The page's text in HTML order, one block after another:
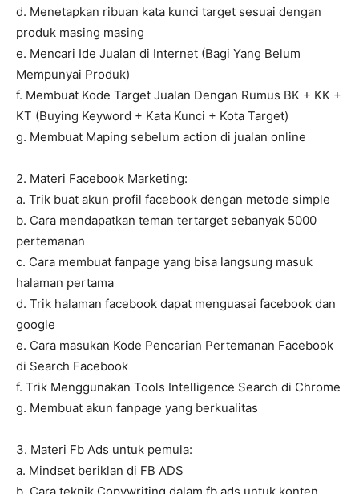
d. Menetapkan ribuan kata kunci target sesuai dengan
produk masing masing
e. Mencari Ide Jualan di Internet (Bagi Yang Belum
Mempunyai Produk)
f. Membuat Kode Target Jualan Dengan Rumus BK + KK +
KT (Buying Keyword + Kata Kunci + Kota Target)
g. Membuat Maping sebelum action di jualan online
2. Materi Facebook Marketing:
a. Trik buat akun profil facebook dengan metode simple
b. Cara mendapatkan teman tertarget sebanyak 5000
pertemanan
c. Cara membuat fanpage yang bisa langsung masuk
halaman pertama
d. Trik halaman facebook dapat menguasai facebook dan
google
e. Cara masukan Kode Pencarian Pertemanan Facebook
di Search Facebook
f. Trik Menggunakan Tools Intelligence Search di Chrome
g. Membuat akun fanpage yang berkualitas
3. Materi Fb Ads untuk pemula:
a. Mindset beriklan di FB ADS